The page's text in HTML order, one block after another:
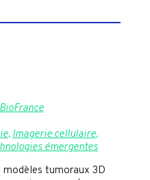
, Imagerie cellulaire,
émergentes
tumoraux 3D